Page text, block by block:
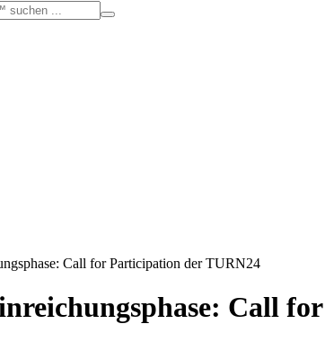
Call for Participation der TURN24
Call